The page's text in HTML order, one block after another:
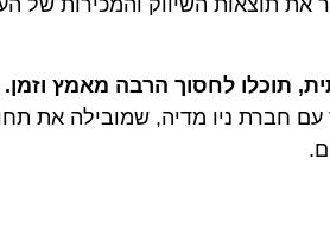
תוכלו לחסוך הרבה מאמץ וזמן.
חברת ניו מדיה, שמובילה את